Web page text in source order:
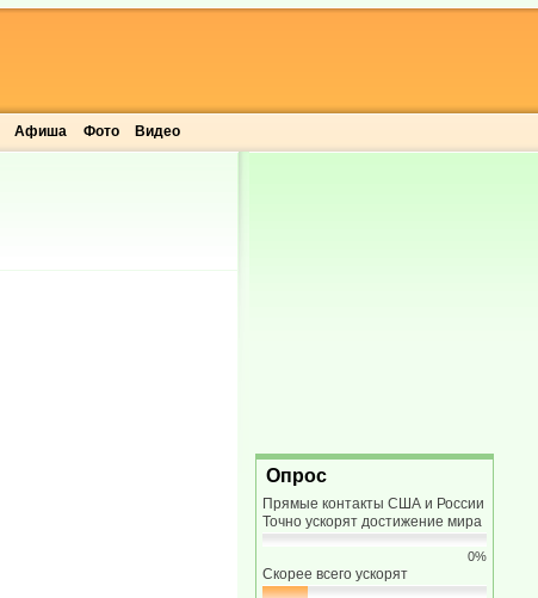
Афиша Фото Видео
Опрос
Прямые контакты США и России
Точно ускорят достижение мира
0%
Скорее всего ускорят